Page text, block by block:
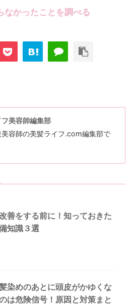
なかったことを調べる
美容師編集部
容師の美髪ライフ.com編集部で
善をする前に！知っておきた
知識３選
髪染めのあとに頭皮がかゆくな
は危険信号！原因と対策まと